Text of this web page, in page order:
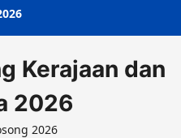
Kerajaan dan
2026
2026